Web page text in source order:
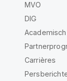
MVO
DIG
Carrières